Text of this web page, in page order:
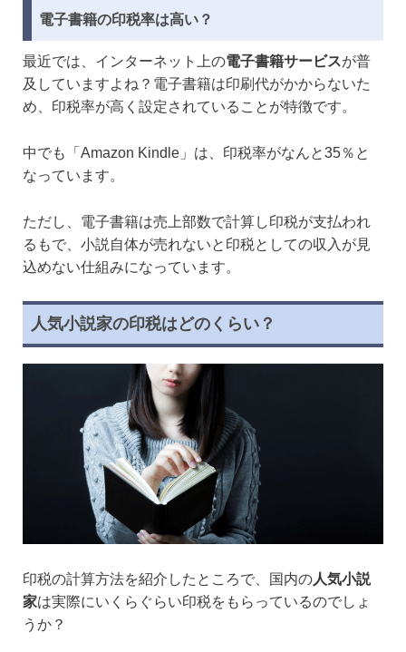
電子書籍の印税率は高い？
最近では、インターネット上の電子書籍サービスが普
及していますよね？電子書籍は印刷代がかからないた
め、印税率が高く設定されていることが特徴です。
中でも「Amazon Kindle」は、印税率がなんと35％と
なっています。
ただし、電子書籍は売上部数で計算し印税が支払われ
るもで、小説自体が売れないと印税としての収入が見
込めない仕組みになっています。
人気小説家の印税はどのくらい？
印税の計算方法を紹介したところで、国内の人気小説
家は実際にいくらぐらい印税をもらっているのでしょ
うか？